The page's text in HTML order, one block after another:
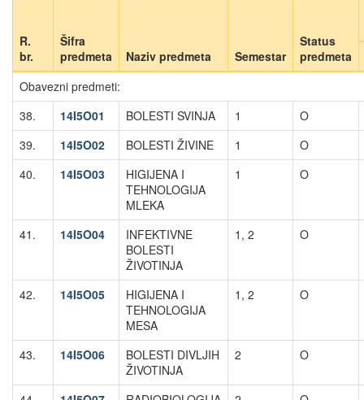
R.
br.
Šifra
predmeta
Naziv predmeta Semestar
Status
predmeta
Obavezni predmeti:
38.
14I5O01 BOLESTI SVINJA 1
O
39.
14I5O02 BOLESTI ŽIVINE 1
O
40.
14I5O03
HIGIJENA I
TEHNOLOGIJA
MLEKA
1 O
41. 14I5O04
INFEKTIVNE
BOLESTI
ŽIVOTINJA
1, 2 O
42. 14I5O05
HIGIJENA I
TEHNOLOGIJA
MESA
1, 2 O
43. 14I5O06
BOLESTI DIVLJIH
ŽIVOTINJA
2 O